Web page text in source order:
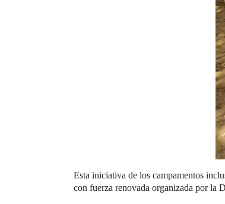
Esta iniciativa de los campamentos
con fuerza renovada organizada por